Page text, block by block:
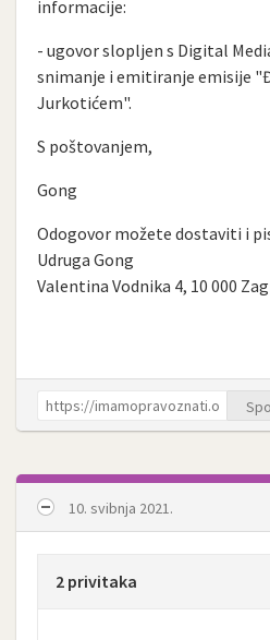
informacije:
- ugovor slopljen s Digital
snimanje i emitiranje emisije
Jurkotićem".
S poštovanjem,
Gong
Odogovor možete dostaviti i
Udruga Gong
Valentina Vodnika 4, 10 000
10. svibnja 2021.
2 privitaka